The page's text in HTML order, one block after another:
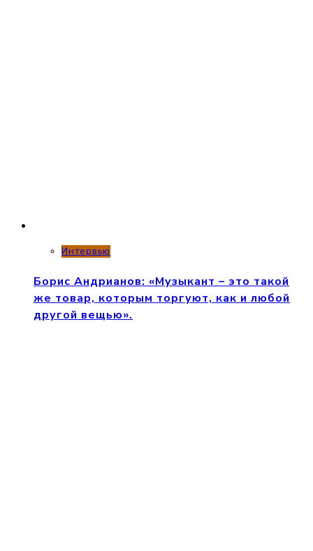
Интервью
Борис Андрианов: «Музыкант – это такой
же товар, которым торгуют, как и любой
другой вещью».